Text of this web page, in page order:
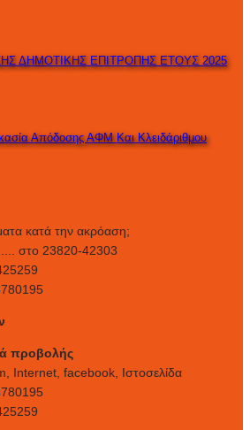
ΔΗΜΟΤΙΚΗΣ ΕΠΙΤΡΟΠΗΣ ΕΤΟΥΣ 2025
Απόδοσης ΑΦΜ Και Κλειδάριθμου
κατά την ακρόαση;
στο 23820-42303
προβολής
Internet, facebook, Ιστοσελίδα